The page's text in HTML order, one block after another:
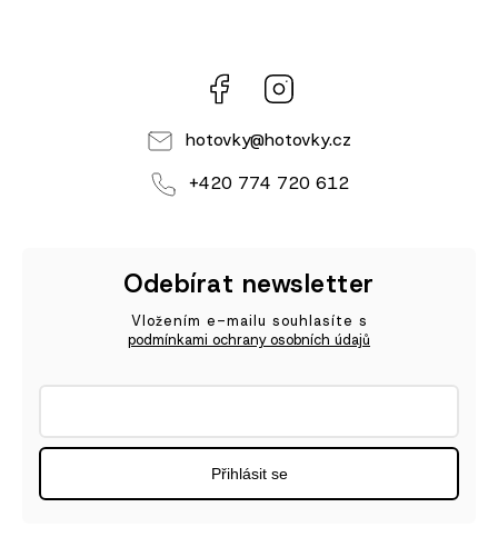
Facebook
hotovky@hotovky.cz
+420 774 720 612
Odebírat newsletter
Vložením e-mailu souhlasíte s
podmínkami ochrany osobních údajů
Přihlásit se